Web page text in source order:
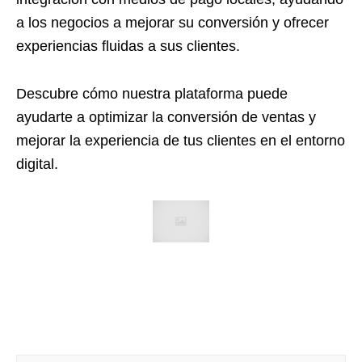
a los negocios a mejorar su conversión y ofrecer
experiencias fluidas a sus clientes.
Descubre cómo nuestra plataforma puede
ayudarte a optimizar la conversión de ventas y
mejorar la experiencia de tus clientes en el entorno
digital.